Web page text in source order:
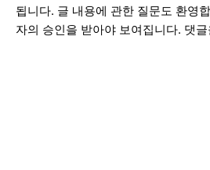
됩니다. 글 내용에 관한 질문도 환영
자의 승인을 받아야 보여집니다. 댓